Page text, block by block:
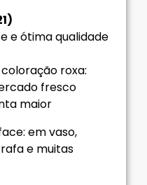
e ótima qualidade
roxa:
fresco
maior